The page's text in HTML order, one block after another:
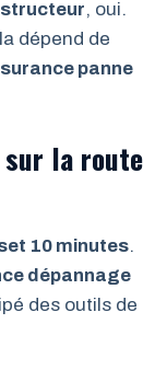
, oui.
dépend de
panne
sur la route
10 minutes.
dépannage
des outils de